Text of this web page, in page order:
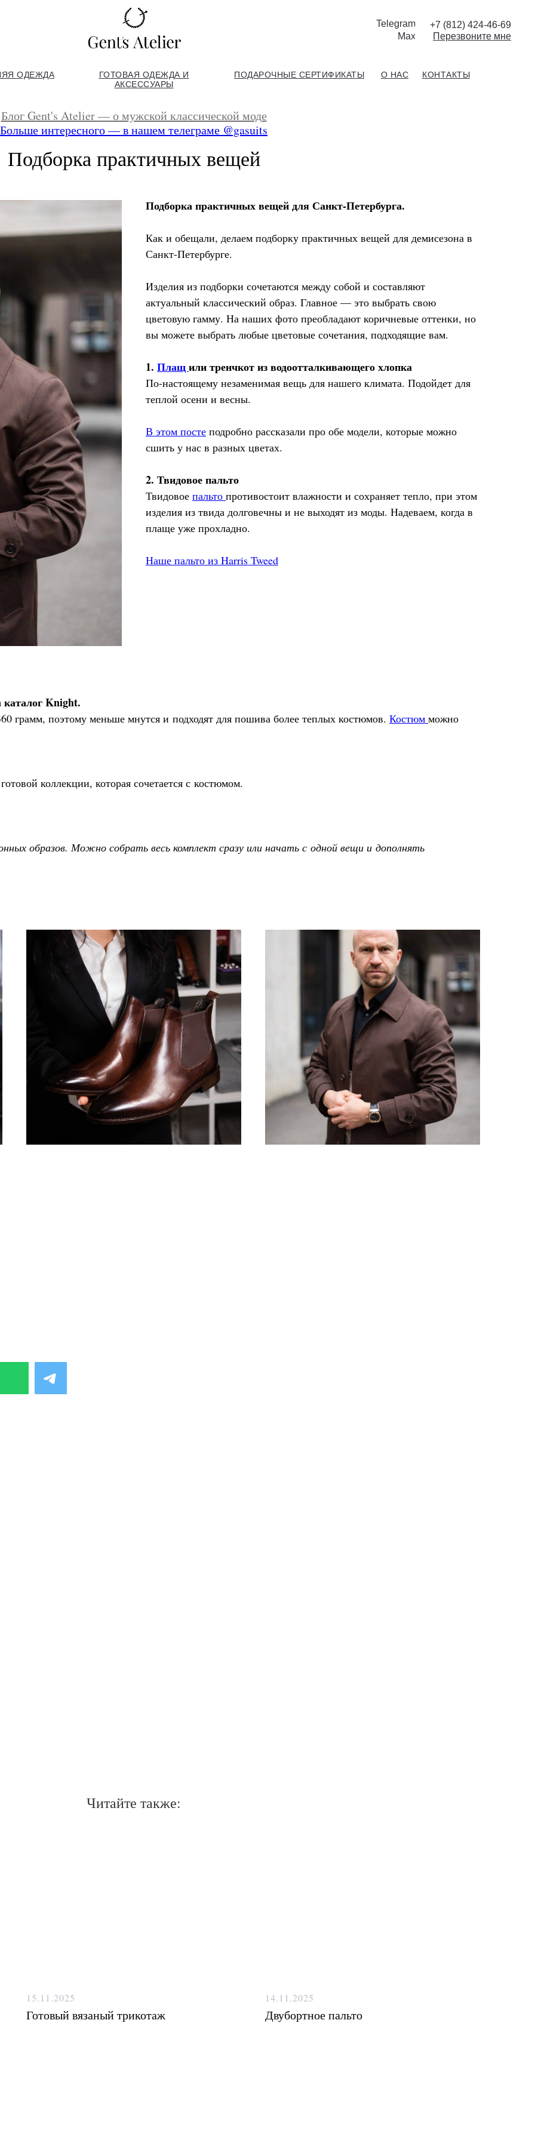
ОДЕЖДА
ГОТОВАЯ ОДЕЖДА И
АКСЕССУАРЫ
ПОДАРОЧНЫЕ СЕРТИФИКАТЫ КОНТАКТЫ
О НАС
Перезвоните мне
+7 (812) 424-46-69
Max
Telegram
Блог Gent's Atelier — о мужской классической моде
Больше интересного — в нашем телеграме @gasuits
Подборка практичных вещей
Подборка практичных вещей для Санкт-Петербурга.
Как и обещали, делаем подборку практичных вещей для демисезона в
Санкт-Петербурге.
Изделия из подборки сочетаются между собой и составляют
актуальный классический образ. Главное — это выбрать свою
цветовую гамму. На наших фото преобладают коричневые оттенки, но
вы можете выбрать любые цветовые сочетания, подходящие вам.
1. Плащили тренчкот из водоотталкивающего хлопка
По-настоящему незаменимая вещь для нашего климата. Подойдет для
теплой осени и весны.
В этом посте подробно рассказали про обе модели, которые можно
сшить у нас в разных цветах.
2. Твидовое пальто
Твидовое пальто противостоит влажности и сохраняет тепло, при этом
изделия из твида долговечны и не выходят из моды. Надеваем, когда в
плаще уже прохладно.
Наше пальто из Harris Tweed
Knight.
грамм, поэтому меньше мнутся и подходят для пошива более теплых костюмов. Костюм можно
коллекции, которая сочетается с костюмом.
образов. Можно собрать весь комплект сразу или начать с одной вещи и дополнять
Читайте также:
15.11.2025
Готовый вязаный трикотаж
14.11.2025
Двубортное пальто